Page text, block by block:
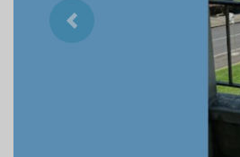
Précedent